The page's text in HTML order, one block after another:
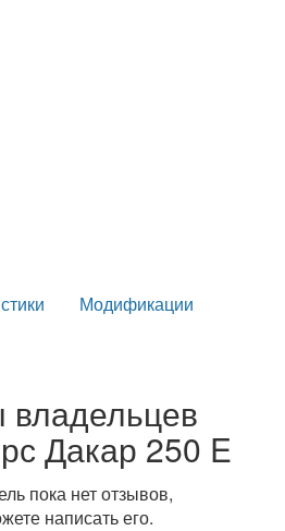
Модификации
Дакар 250 E
пока нет отзывов,
написать его.